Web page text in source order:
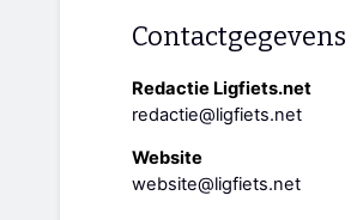
Contactgegevens
Redactie Ligfiets.net
redactie@ligfiets.net
Website
website@ligfiets.net